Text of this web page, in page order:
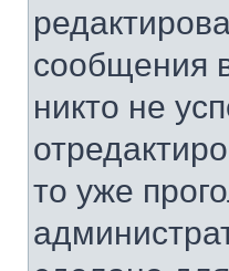
сообщения
никто не
то уже